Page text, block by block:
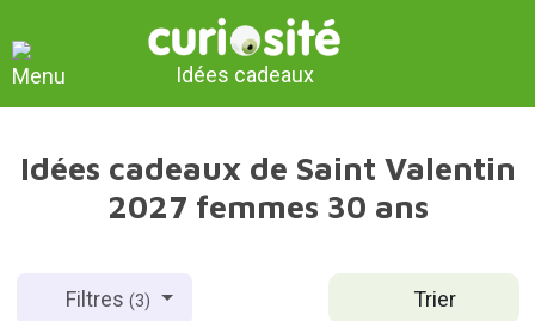
Idées cadeaux
Idées cadeaux de Saint Valentin
2027 femmes 30 ans
Trier
Filtres(3)